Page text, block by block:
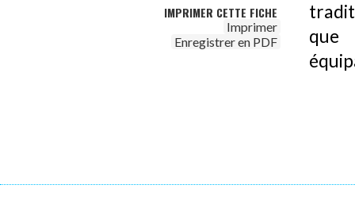
IMPRIMER CETTE FICHE
Imprimer
Enregistrer en PDF
que